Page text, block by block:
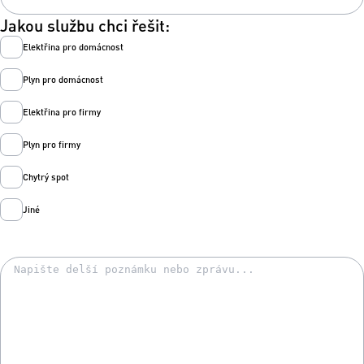
Jakou službu chci řešit:
Elektřina pro domácnost
Plyn pro domácnost
Elektřina pro firmy
Plyn pro firmy
Chytrý spot
Jiné